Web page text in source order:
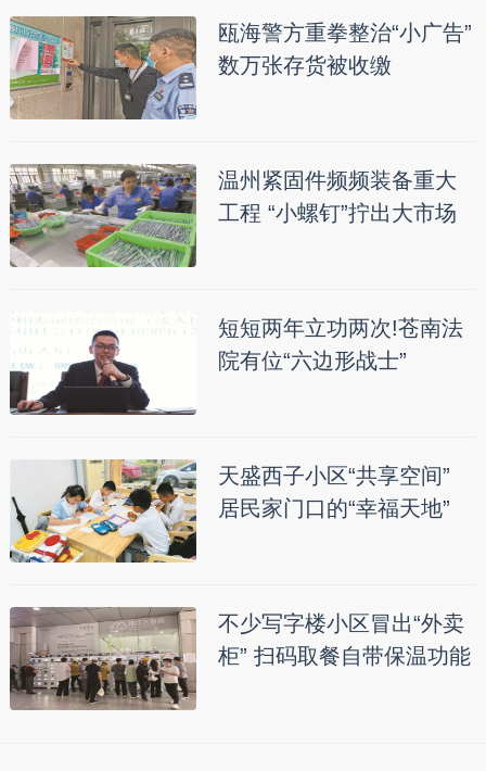
瓯海警方重拳整治“小广告”
数万张存货被收缴
温州紧固件频频装备重大
工程 “小螺钉”拧出大市场
短短两年立功两次!苍南法
院有位“六边形战士”
天盛西子小区“共享空间”
居民家门口的“幸福天地”
不少写字楼小区冒出“外卖
柜” 扫码取餐自带保温功能